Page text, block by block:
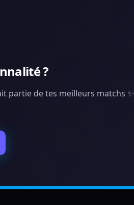
?
partie de tes meilleurs matchs ✨